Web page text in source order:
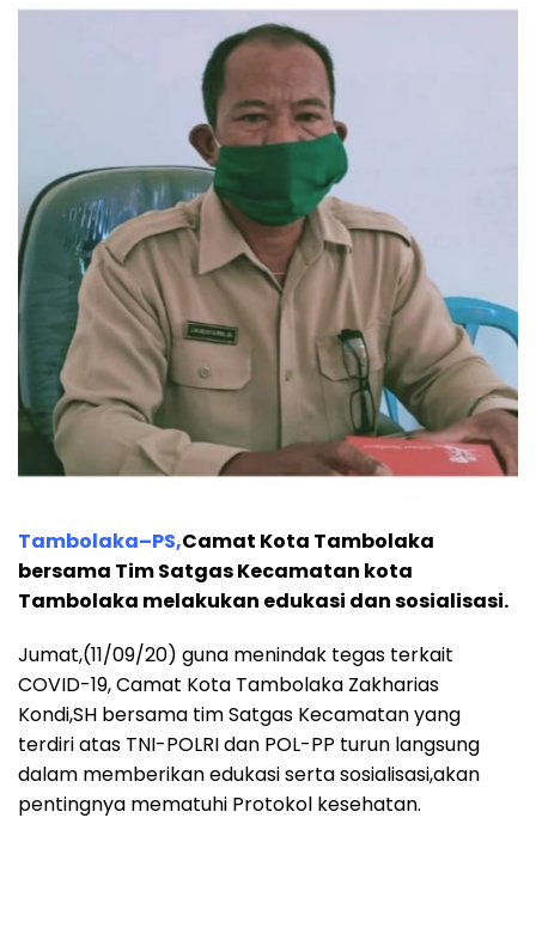
Tambolaka–PS,Camat Kota Tambolaka
bersama Tim Satgas Kecamatan kota
Tambolaka melakukan edukasi dan sosialisasi.
Jumat,(11/09/20) guna menindak tegas terkait
COVID-19, Camat Kota Tambolaka Zakharias
Kondi,SH bersama tim Satgas Kecamatan yang
terdiri atas TNI-POLRI dan POL-PP turun langsung
dalam memberikan edukasi serta sosialisasi,akan
pentingnya mematuhi Protokol kesehatan.